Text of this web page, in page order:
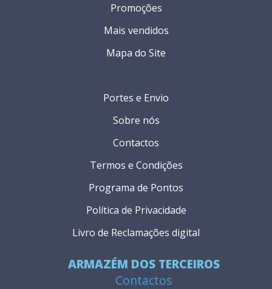
ARMAZÉM DOS TERCEIROS
Contactos
Portes e Envio
Sobre nós
Contactos
Termos e Condições
Programa de Pontos
Política de Privacidade
Livro de Reclamações digital
Promoções
Mais vendidos
Mapa do Site